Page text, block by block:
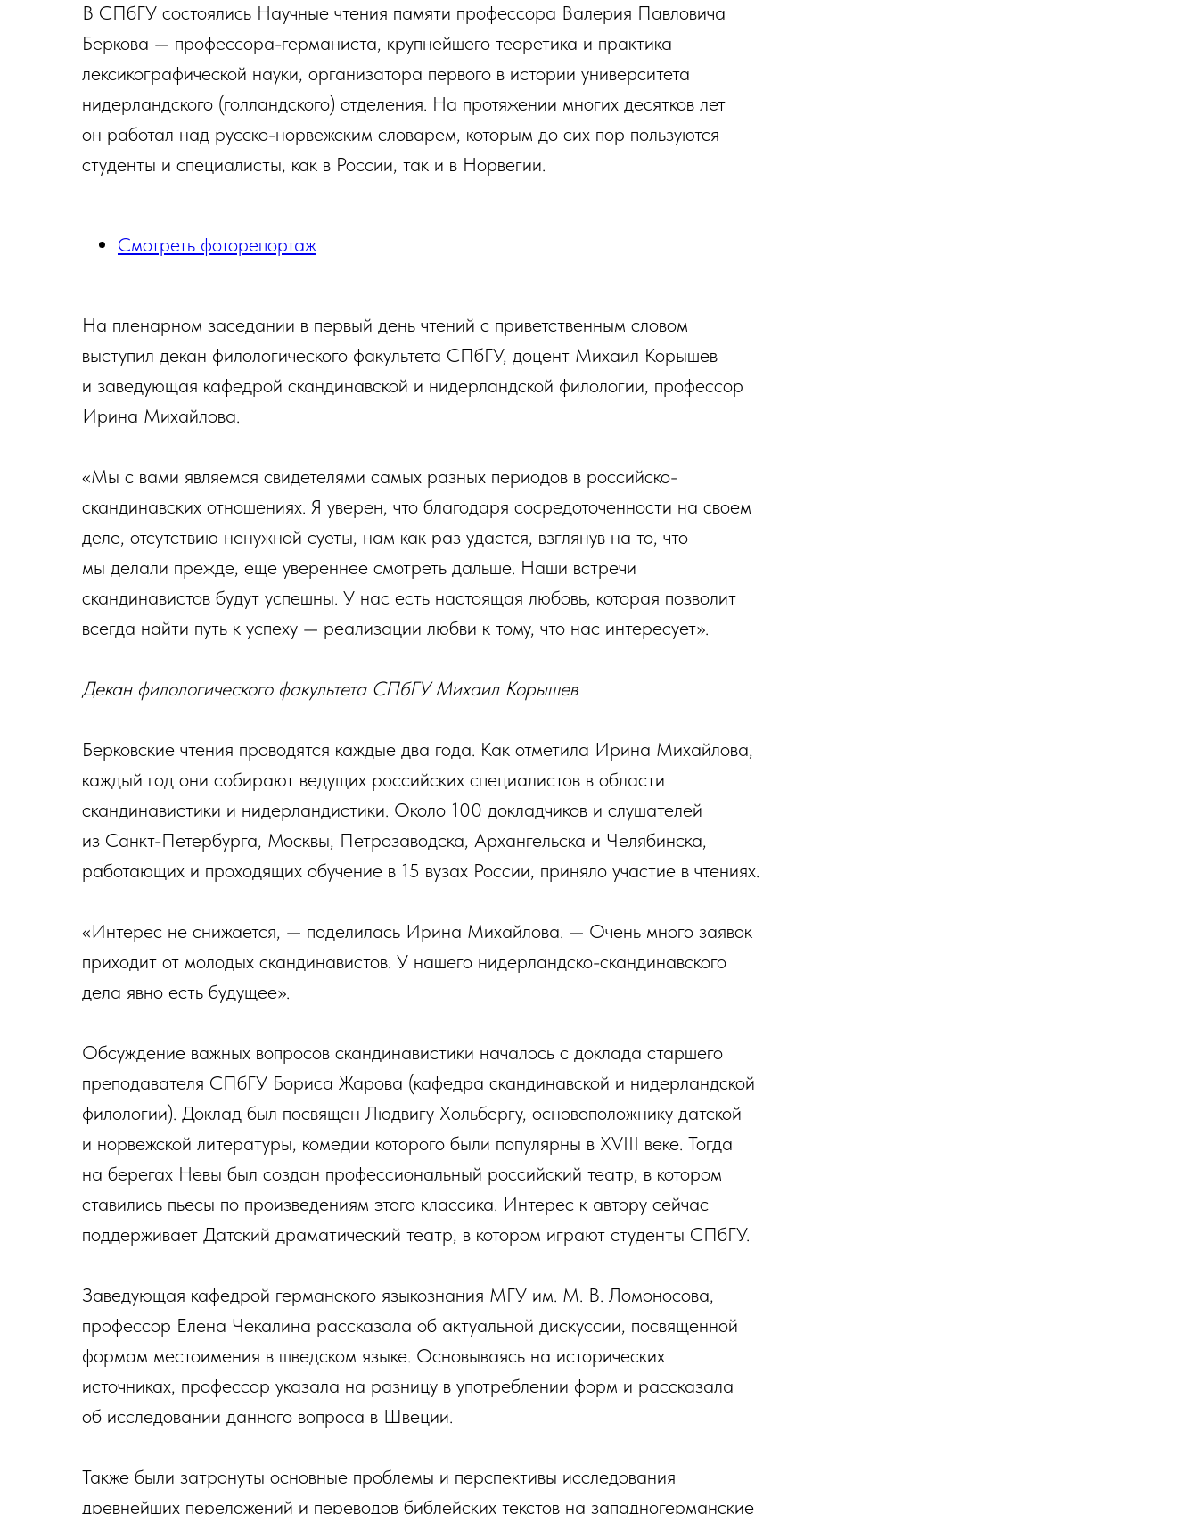
В СПбГУ состоялись Научные чтения памяти профессора Валерия Павловича
Беркова — профессора-германиста, крупнейшего теоретика и практика
лексикографической науки, организатора первого в истории университета
нидерландского (голландского) отделения. На протяжении многих десятков лет
он работал над русско-норвежским словарем, которым до сих пор пользуются
студенты и специалисты, как в России, так и в Норвегии.
Смотреть фоторепортаж
На пленарном заседании в первый день чтений с приветственным словом
выступил декан филологического факультета СПбГУ, доцент Михаил Корышев
и заведующая кафедрой скандинавской и нидерландской филологии, профессор
Ирина Михайлова.
«Мы с вами являемся свидетелями самых разных периодов в российско-
скандинавских отношениях. Я уверен, что благодаря сосредоточенности на своем
деле, отсутствию ненужной суеты, нам как раз удастся, взглянув на то, что
мы делали прежде, еще увереннее смотреть дальше. Наши встречи
скандинавистов будут успешны. У нас есть настоящая любовь, которая позволит
всегда найти путь к успеху — реализации любви к тому, что нас интересует».
Декан филологического факультета СПбГУ Михаил Корышев
Берковские чтения проводятся каждые два года. Как отметила Ирина Михайлова,
каждый год они собирают ведущих российских специалистов в области
скандинавистики и нидерландистики. Около 100 докладчиков и слушателей
из Санкт-Петербурга, Москвы, Петрозаводска, Архангельска и Челябинска,
работающих и проходящих обучение в 15 вузах России, приняло участие в чтениях.
«Интерес не снижается, — поделилась Ирина Михайлова. — Очень много заявок
приходит от молодых скандинавистов. У нашего нидерландско-скандинавского
дела явно есть будущее».
Обсуждение важных вопросов скандинавистики началось с доклада старшего
преподавателя СПбГУ Бориса Жарова (кафедра скандинавской и нидерландской
филологии). Доклад был посвящен Людвигу Хольбергу, основоположнику датской
и норвежской литературы, комедии которого были популярны в XVIII веке. Тогда
на берегах Невы был создан профессиональный российский театр, в котором
ставились пьесы по произведениям этого классика. Интерес к автору сейчас
поддерживает Датский драматический театр, в котором играют студенты СПбГУ.
Заведующая кафедрой германского языкознания МГУ им. М. В. Ломоносова,
профессор Елена Чекалина рассказала об актуальной дискуссии, посвященной
формам местоимения в шведском языке. Основываясь на исторических
источниках, профессор указала на разницу в употреблении форм и рассказала
об исследовании данного вопроса в Швеции.
Также были затронуты основные проблемы и перспективы исследования
древнейших переложений и переводов библейских текстов на западногерманские